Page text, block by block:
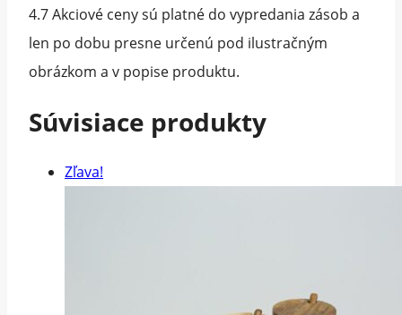
4.7 Akciové ceny sú platné do vypredania zásob a
len po dobu presne určenú pod ilustračným
obrázkom a v popise produktu.
Súvisiace produkty
Zľava!